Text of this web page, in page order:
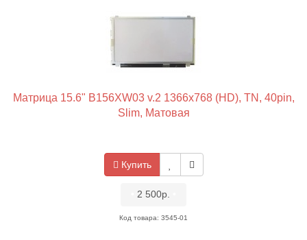
Матрица 15.6" B156XW03 v.2 1366x768 (HD), TN, 40pin,
Slim, Матовая
Купить
2 500р.
Код товара: 3545-01